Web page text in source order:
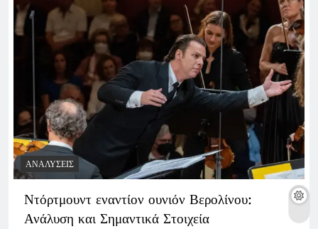
ΑΝΑΛΎΣΕΙΣ
Ντόρτμουντ εναντίον ουνιόν Βερολίνου:
Ανάλυση και Σημαντικά Στοιχεία